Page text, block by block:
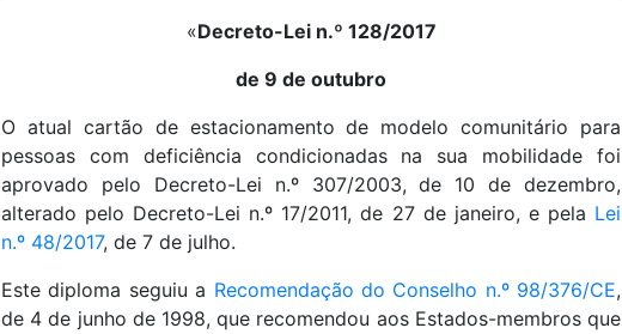
«Decreto-Lei n.º 128/2017
de 9 de outubro
O atual cartão de estacionamento de modelo comunitário para
pessoas com deficiência condicionadas na sua mobilidade foi
aprovado pelo Decreto-Lei n.º 307/2003, de 10 de dezembro,
alterado pelo Decreto-Lei n.º 17/2011, de 27 de janeiro, e pela Lei
n.º 48/2017, de 7 de julho.
Este diploma seguiu a Recomendação do Conselho n.º 98/376/CE,
de 4 de junho de 1998, que recomendou aos Estados-membros que